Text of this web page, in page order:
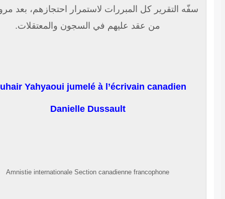
التقرير كل المبررات لاستمرار احتجازهم، بعد مرور أكثر
من عقد عليهم في السجون والمعتقلات.
Zouhair Yahyaoui jumelé à l’écrivain canadien
Danielle Dussault
Amnistie internationale Section canadienne francophone